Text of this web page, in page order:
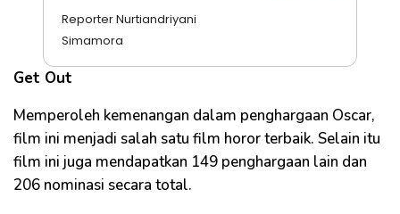
Reporter Nurtiandriyani
Simamora
Get Out
Memperoleh kemenangan dalam penghargaan Oscar,
film ini menjadi salah satu film horor terbaik. Selain itu
film ini juga mendapatkan 149 penghargaan lain dan
206 nominasi secara total.